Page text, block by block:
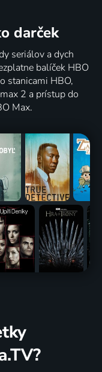
darček
seriálov a dych
balíček HBO
stanicami HBO,
2 a prístup do
Max.